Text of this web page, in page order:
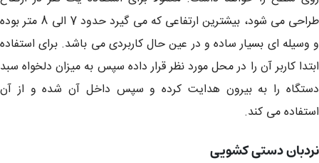
طراحی می شود، بیشترین ارتفاعی که می گیرد حدود 7 الی 8 متر بوده
و وسیله ای بسیار ساده و در عین حال کاربردی می باشد. برای استفاده
ابتدا کاربر آن را در محل مورد نظر قرار داده سپس به میزان دلخواه سبد
دستگاه را به بیرون هدایت کرده و سپس داخل آن شده و از آن
استفاده می کند.
نردبان دستی کشویی